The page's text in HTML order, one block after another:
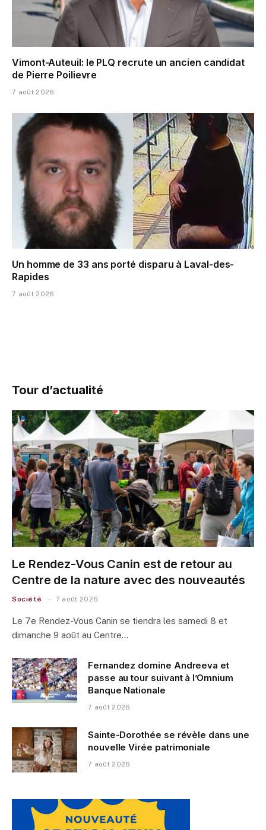
Vimont-Auteuil: le PLQ recrute un ancien candidat
de Pierre Poilievre
7 août 2026
Un homme de 33 ans porté disparu à Laval-des-
Rapides
7 août 2026
Tour d’actualité
Le Rendez-Vous Canin est de retour au
Centre de la nature avec des nouveautés
Société 7 août 2026
Le 7e Rendez-Vous Canin se tiendra les samedi 8 et
dimanche 9 août au Centre…
Fernandez domine Andreeva et
passe au tour suivant à l’Omnium
Banque Nationale
7 août 2026
Sainte-Dorothée se révèle dans une
nouvelle Virée patrimoniale
7 août 2026